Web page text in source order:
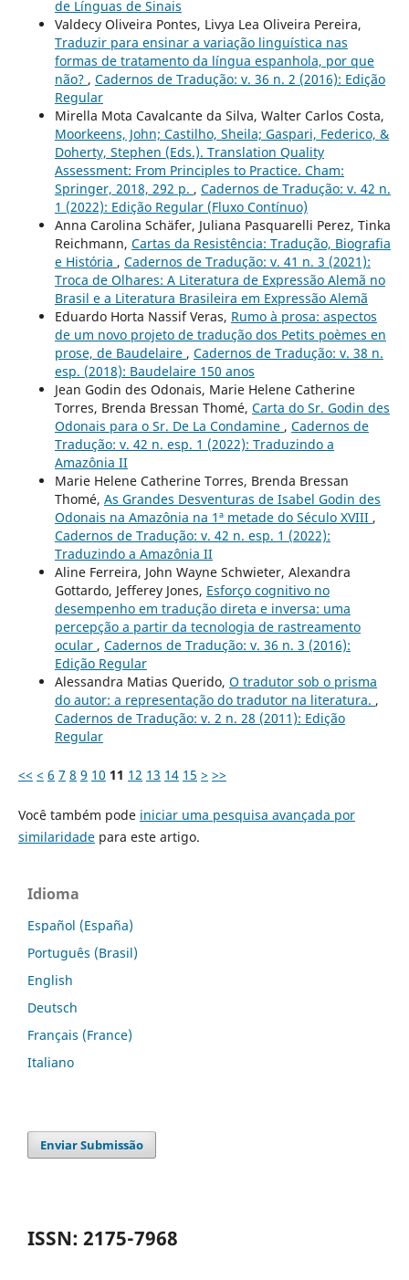
de Línguas de Sinais
Valdecy Oliveira Pontes, Livya Lea Oliveira Pereira,
Traduzir para ensinar a variação linguística nas
formas de tratamento da língua espanhola, por que
não? , Cadernos de Tradução: v. 36 n. 2 (2016): Edição
Regular
Mirella Mota Cavalcante da Silva, Walter Carlos Costa,
Moorkeens, John; Castilho, Sheila; Gaspari, Federico, &
Doherty, Stephen (Eds.). Translation Quality
Assessment: From Principles to Practice. Cham:
Springer, 2018, 292 p. , Cadernos de Tradução: v. 42 n.
1 (2022): Edição Regular (Fluxo Contínuo)
Anna Carolina Schäfer, Juliana Pasquarelli Perez, Tinka
Reichmann, Cartas da Resistência: Tradução, Biografia
e História , Cadernos de Tradução: v. 41 n. 3 (2021):
Troca de Olhares: A Literatura de Expressão Alemã no
Brasil e a Literatura Brasileira em Expressão Alemã
Eduardo Horta Nassif Veras, Rumo à prosa: aspectos
de um novo projeto de tradução dos Petits poèmes en
prose, de Baudelaire , Cadernos de Tradução: v. 38 n.
esp. (2018): Baudelaire 150 anos
Jean Godin des Odonais, Marie Helene Catherine
Torres, Brenda Bressan Thomé, Carta do Sr. Godin des
Odonais para o Sr. De La Condamine , Cadernos de
Tradução: v. 42 n. esp. 1 (2022): Traduzindo a
Amazônia II
Marie Helene Catherine Torres, Brenda Bressan
Thomé, As Grandes Desventuras de Isabel Godin des
Odonais na Amazônia na 1ª metade do Século XVIII ,
Cadernos de Tradução: v. 42 n. esp. 1 (2022):
Traduzindo a Amazônia II
Aline Ferreira, John Wayne Schwieter, Alexandra
Gottardo, Jefferey Jones, Esforço cognitivo no
desempenho em tradução direta e inversa: uma
percepção a partir da tecnologia de rastreamento
ocular , Cadernos de Tradução: v. 36 n. 3 (2016):
Edição Regular
Alessandra Matias Querido, O tradutor sob o prisma
do autor: a representação do tradutor na literatura. ,
Cadernos de Tradução: v. 2 n. 28 (2011): Edição
Regular
<< < 6 7 8 9 10 11 12 13 14 15 > >>
Você também pode iniciar uma pesquisa avançada por
similaridadepara este artigo.
Idioma
Español (España)
Português (Brasil)
English
Deutsch
Français (France)
Italiano
Enviar Submissão
ISSN: 2175-7968